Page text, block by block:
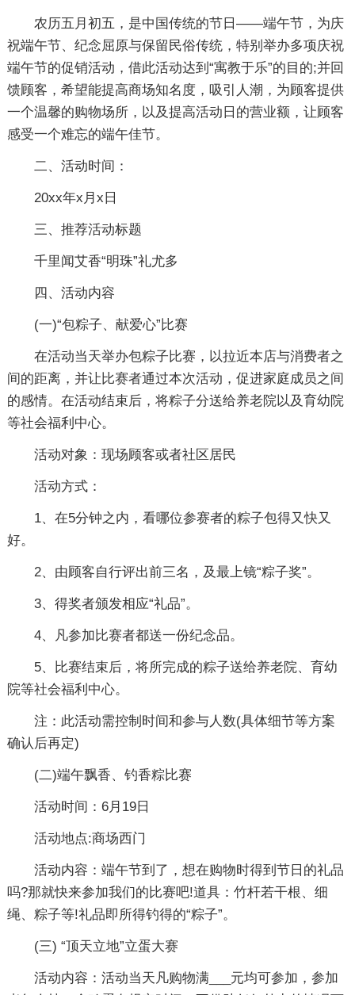
农历五月初五，是中国传统的节日——端午节，为庆
祝端午节、纪念屈原与保留民俗传统，特别举办多项庆祝
端午节的促销活动，借此活动达到“寓教于乐”的目的;并回
馈顾客，希望能提高商场知名度，吸引人潮，为顾客提供
一个温馨的购物场所，以及提高活动日的营业额，让顾客
感受一个难忘的端午佳节。
二、活动时间：
20xx年x月x日
三、推荐活动标题
千里闻艾香“明珠”礼尤多
四、活动内容
(一)“包粽子、献爱心”比赛
在活动当天举办包粽子比赛，以拉近本店与消费者之
间的距离，并让比赛者通过本次活动，促进家庭成员之间
的感情。在活动结束后，将粽子分送给养老院以及育幼院
等社会福利中心。
活动对象：现场顾客或者社区居民
活动方式：
1、在5分钟之内，看哪位参赛者的粽子包得又快又
好。
2、由顾客自行评出前三名，及最上镜“粽子奖”。
3、得奖者颁发相应“礼品”。
4、凡参加比赛者都送一份纪念品。
5、比赛结束后，将所完成的粽子送给养老院、育幼
院等社会福利中心。
注：此活动需控制时间和参与人数(具体细节等方案
确认后再定)
(二)端午飘香、钓香粽比赛
活动时间：6月19日
活动地点:商场西门
活动内容：端午节到了，想在购物时得到节日的礼品
吗?那就快来参加我们的比赛吧!道具：竹杆若干根、细
绳、粽子等!礼品即所得钓得的“粽子”。
(三) “顶天立地”立蛋大赛
活动内容：活动当天凡购物满___元均可参加，参加